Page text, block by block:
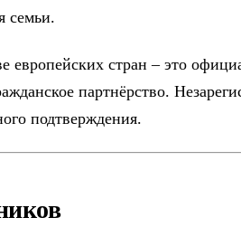
семьи.
европейских стран – это
партнёрство.
подтверждения.